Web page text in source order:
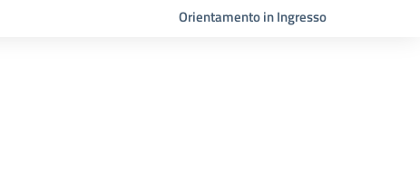
Orientamento in Ingresso